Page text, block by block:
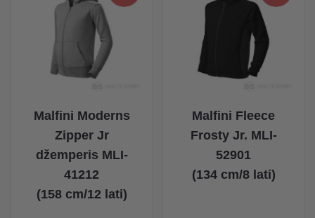
Malfini Moderns
Zipper Jr
džemperis MLI-
41212
(158 cm/12 lati)
Malfini Fleece
Frosty Jr. MLI-
52901
(134 cm/8 lati)